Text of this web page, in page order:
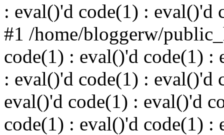
: eval()'d code(1) : eval()'d
#1 /home/bloggerw/
code(1) : eval()'d code(1) :
: eval()'d code(1) : eval()'d
eval()'d code(1) : eval()'d
code(1) : eval()'d code(1) :